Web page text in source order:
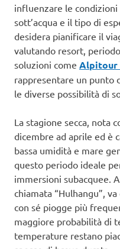
influenzare le
sott’acqua e il tipo di
desidera pianificare il
valutando resort,
soluzioni come Alpitour
rappresentare un
le diverse possibilità di
La stagione secca, nota
dicembre ad aprile ed è
bassa umidità e mare
questo periodo ideale
immersioni subacquee.
chiamata “Hulhangu”,
con sé piogge più
maggiore probabilità di
temperature restano